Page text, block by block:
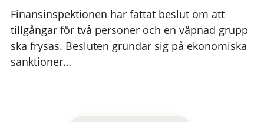
Finansinspektionen har fattat beslut om att
tillgångar för två personer och en väpnad grupp
ska frysas. Besluten grundar sig på ekonomiska
sanktioner…